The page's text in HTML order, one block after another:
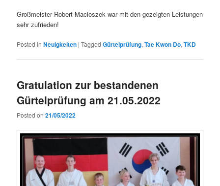
Großmeister Robert Macioszek war mit den gezeigten Leistungen
sehr zufrieden!
Posted in Neuigkeiten |Tagged Gürtelprüfung,Tae Kwon Do,TKD
Gratulation zur bestandenen
Gürtelprüfung am 21.05.2022
Posted on21/05/2022